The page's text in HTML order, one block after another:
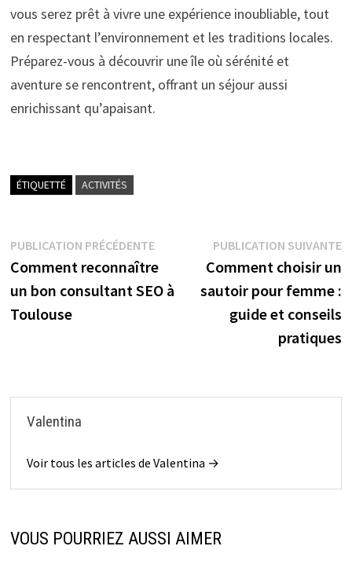
vous serez prêt à vivre une expérience inoubliable, tout
en respectant l’environnement et les traditions locales.
Préparez-vous à découvrir une île où sérénité et
aventure se rencontrent, offrant un séjour aussi
enrichissant qu’apaisant.
ÉTIQUETTÉ ACTIVITÉS
Navigation
de
l’article
PUBLICATION PRÉCÉDENTEPublication
précédente :
Comment reconnaître
un bon consultant SEO à
Toulouse
PUBLICATION SUIVANTE
Comment choisir un
sautoir pour femme :
guide et conseils
pratiques
Valentina
Voir tous les articles de Valentina →
VOUS POURRIEZ AUSSI AIMER